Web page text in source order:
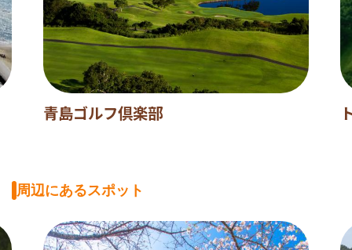
青島ゴルフ倶楽部
周辺にあるスポット